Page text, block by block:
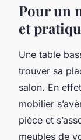
Pour un
et
Une table
trouver sa
salon. En
mobilier
pièce et
meubles de